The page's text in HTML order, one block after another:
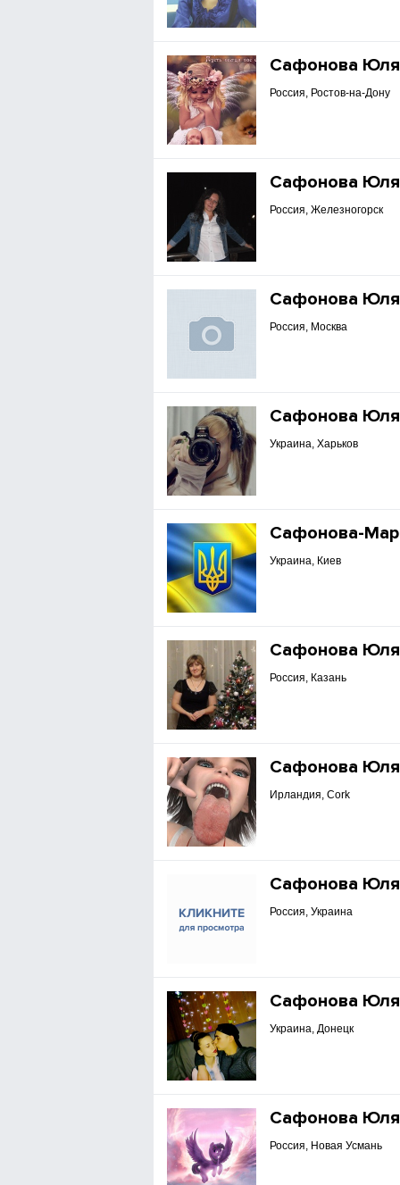
Сафонова Юля
Россия, Ростов-на-Дону
Сафонова Юля
Россия, Железногорск
Сафонова Юля
Россия, Москва
Сафонова Юля
Украина, Харьков
Сафонова-
Украина, Киев
Сафонова Юля
Россия, Казань
Сафонова Юля
Ирландия, Cork
Сафонова Юля
Россия, Украина
Сафонова Юля
Украина, Донецк
Сафонова Юля
Россия, Новая Усмань